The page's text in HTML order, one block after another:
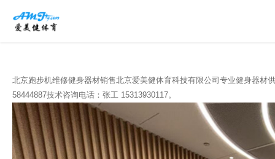
北京跑步机维修健身器材销售北京爱美健体育科技有限公司专业健身器材
58444887技术咨询电话：张工 15313930117。